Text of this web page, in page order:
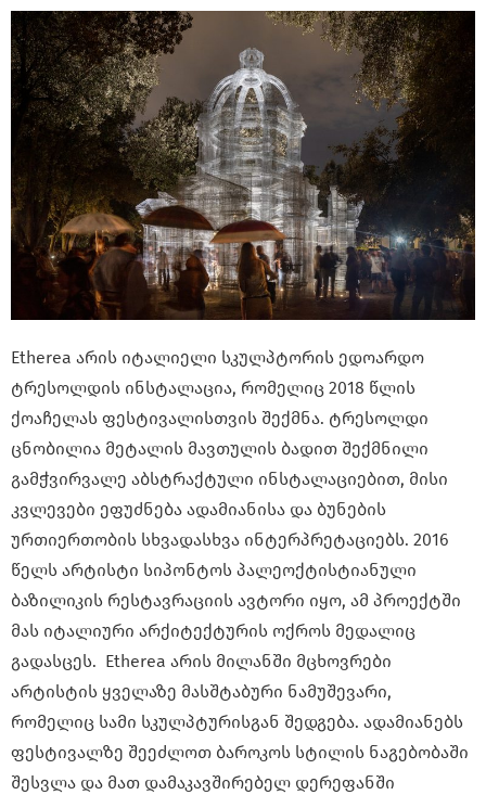
Etherea არის იტალიელი სკულპტორის ედოარდო
ტრესოლდის ინსტალაცია, რომელიც 2018 წლის
ქოაჩელას ფესტივალისთვის შექმნა. ტრესოლდი
ცნობილია მეტალის მავთულის ბადით შექმნილი
გამჭვირვალე აბსტრაქტული ინსტალაციებით, მისი
კვლევები ეფუძნება ადამიანისა და ბუნების
ურთიერთობის სხვადასხვა ინტერპრეტაციებს. 2016
წელს არტისტი სიპონტოს პალეოქტისტიანული
ბაზილიკის რესტავრაციის ავტორი იყო, ამ პროექტში
მას იტალიური არქიტექტურის ოქროს მედალიც
გადასცეს. Etherea არის მილანში მცხოვრები
არტისტის ყველაზე მასშტაბური ნამუშევარი,
რომელიც სამი სკულპტურისგან შედგება. ადამიანებს
ფესტივალზე შეეძლოთ ბაროკოს სტილის ნაგებობაში
შესვლა და მათ დამაკავშირებელ დერეფანში